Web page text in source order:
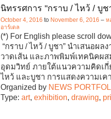
นิทรรศการ "กราบ / ไหว้ / บูช
October 4, 2016 to November 6, 2016 – ห
อาร์เดล
(*) For English please scroll
“กราบ / ไหว้ / บูชา” นำเสนอผล
วาดเส้น และภาพพิมพ์เทคนิคผส
อุดมวิทย์ ภายใต้แนวความคิดเกี่
ไหว้ และบูชา การแสดงความเค
Organized by NEWS
Type: art, exhibition drawing